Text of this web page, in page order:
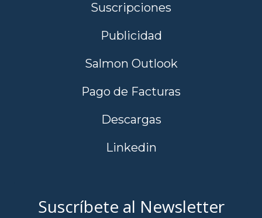
Suscripciones
Publicidad
Salmon Outlook
Pago de Facturas
Descargas
Linkedin
Suscríbete al Newsletter